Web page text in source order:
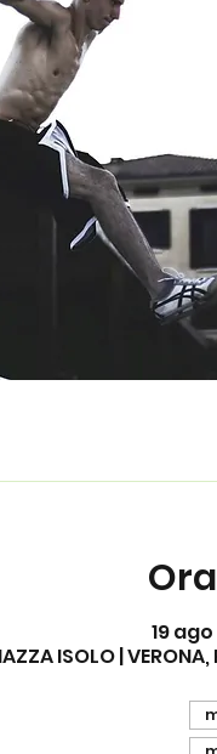
19
ISOLO |